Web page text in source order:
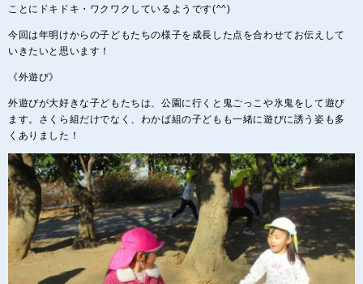
ことにドキドキ・ワクワクしているようです(^^)
今回は年明けからの子どもたちの様子を成長した点を合わせてお伝えして
いきたいと思います！
《外遊び》
外遊びが大好きな子どもたちは、公園に行くと鬼ごっこや氷鬼をして遊び
ます。さくら組だけでなく、わかば組の子どもも一緒に遊びに誘う姿も多
くありました！